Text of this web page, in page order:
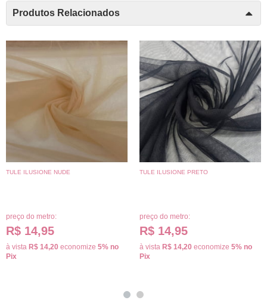
Produtos Relacionados
TULE ILUSIONE NUDE
preço do metro:
R$ 14,95
à vista R$ 14,20 economize 5% no
Pix
TULE ILUSIONE PRETO
preço do metro:
R$ 14,95
à vista R$ 14,20 economize 5% no
Pix